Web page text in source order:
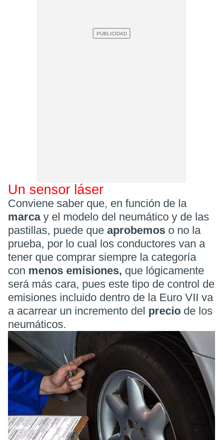
Un sensor láser
Conviene saber que, en función de la
marca y el modelo del neumático y de las
pastillas, puede que aprobemos o no la
prueba, por lo cual los conductores van a
tener que comprar siempre la categoría
con menos emisiones, que lógicamente
será más cara, pues este tipo de control de
emisiones incluido dentro de la Euro VII va
a acarrear un incremento del precio de los
neumáticos.